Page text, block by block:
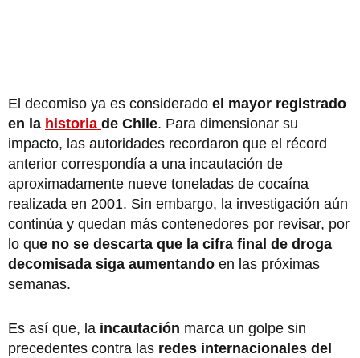
El decomiso ya es considerado el mayor registrado
en la historia de Chile. Para dimensionar su
impacto, las autoridades recordaron que el récord
anterior correspondía a una incautación de
aproximadamente nueve toneladas de cocaína
realizada en 2001. Sin embargo, la investigación aún
continúa y quedan más contenedores por revisar, por
lo que no se descarta que la cifra final de droga
decomisada siga aumentando en las próximas
semanas.
Es así que, la incautación marca un golpe sin
precedentes contra las redes internacionales del